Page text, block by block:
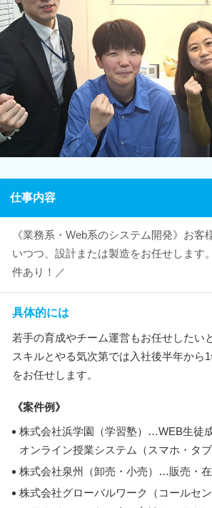
仕事内容
《業務系・Web系のシステム開発》お客
いつつ、設計または製造をお任せします
件あり！／
具体的には
若手の育成やチーム運営もお任せしたい
スキルとやる気次第では入社後半年から
をお任せします。
《案件例》
株式会社浜学園（学習塾）…WEB生徒
オンライン授業システム（スマホ・タブ
株式会社泉州（卸売・小売）…販売・
株式会社グローバルワーク（コールセ